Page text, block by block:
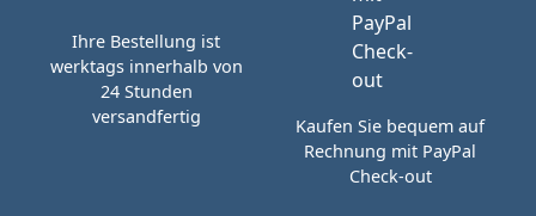
Ihre Bestellung ist
werktags innerhalb von
24 Stunden
versandfertig
Kaufen Sie bequem auf
Rechnung mit PayPal
Check-out